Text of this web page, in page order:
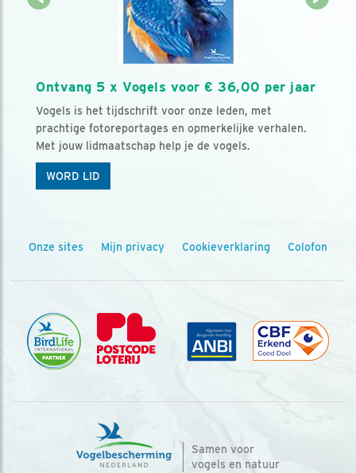
Ontvang 5 x Vogels voor € 36,00 per jaar
Vogels is het tijdschrift voor onze leden, met
prachtige fotoreportages en opmerkelijke verhalen.
Met jouw lidmaatschap help je de vogels.
WORD LID
Onze sites Mijn privacy Cookieverklaring Colofon
Samen voor
vogels en natuur